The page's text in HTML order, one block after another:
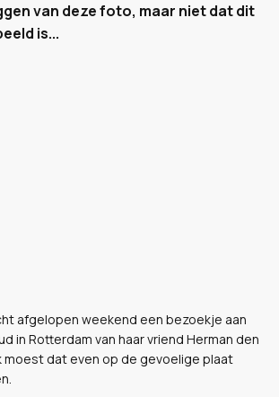
van deze foto, maar niet dat dit
is...
afgelopen weekend een bezoekje aan
in Rotterdam van haar vriend Herman den
moest dat even op de gevoelige plaat